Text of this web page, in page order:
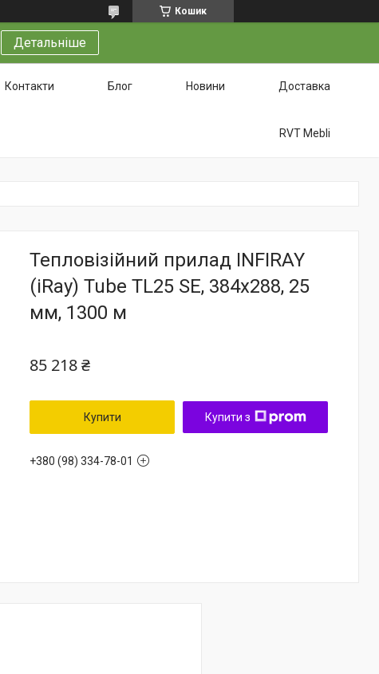
Кошик
Детальніше
Контакти Блог Новини Доставка
RVT Mebli
Тепловізійний прилад INFIRAY
(iRay) Tube TL25 SE, 384x288, 25
мм, 1300 м
85 218 ₴
Купити Купити з
+380 (98) 334-78-01